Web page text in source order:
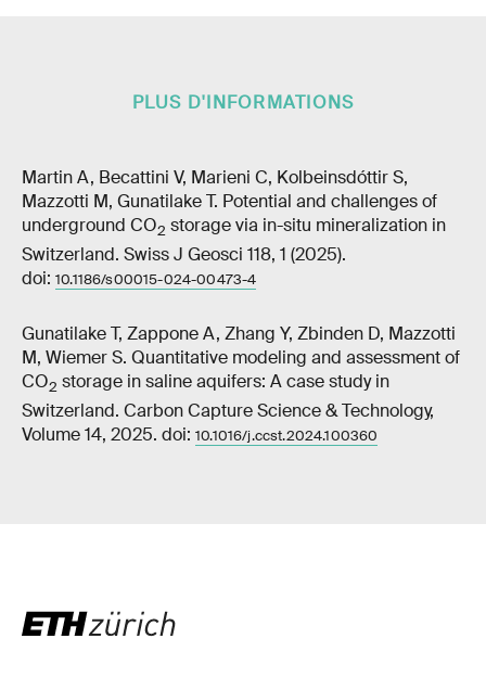
PLUS D'INFORMATIONS
Martin A, Becattini V, Marieni C, Kolbeinsdóttir S,
Mazzotti M, Gunatilake T. Potential and challenges of
underground CO2 storage via in-situ mineralization in
Switzerland. Swiss J Geosci 118, 1 (2025).
doi: 10.1186/s00015-024-00473-4
Gunatilake T, Zappone A, Zhang Y, Zbinden D, Mazzotti
M, Wiemer S. Quantitative modeling and assessment of
CO2 storage in saline aquifers: A case study in
Switzerland. Carbon Capture Science & Technology,
Volume 14, 2025. doi: 10.1016/j.ccst.2024.100360